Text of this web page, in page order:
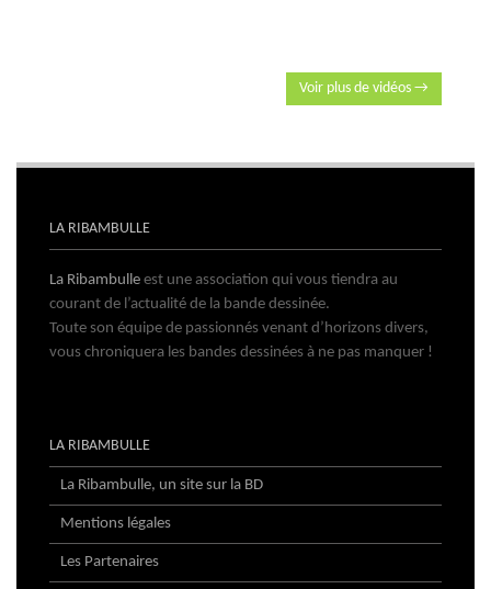
Voir plus de vidéos →
LA RIBAMBULLE
La Ribambulle est une association qui vous tiendra au
courant de l’actualité de la bande dessinée.
Toute son équipe de passionnés venant d’horizons divers,
vous chroniquera les bandes dessinées à ne pas manquer !
LA RIBAMBULLE
La Ribambulle, un site sur la BD
Mentions légales
Les Partenaires